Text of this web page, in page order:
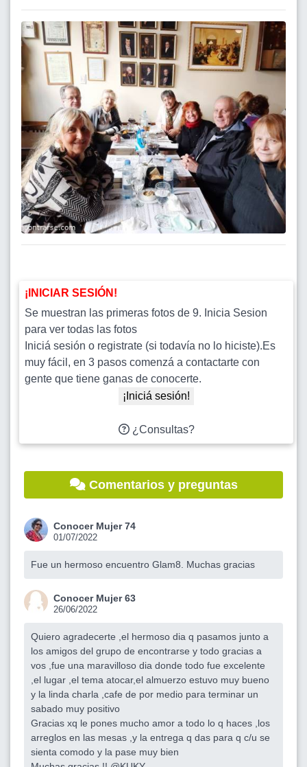
¡INICIAR SESIÓN!
Se muestran las primeras fotos de 9. Inicia Sesion
para ver todas las fotos
Iniciá sesión o registrate (si todavía no lo hiciste).Es
muy fácil, en 3 pasos comenzá a contactarte con
gente que tiene ganas de conocerte.
¡Iniciá sesión!
¿Consultas?
Comentarios y preguntas
Conocer Mujer 74
01/07/2022
Fue un hermoso encuentro Glam8. Muchas gracias
Conocer Mujer 63
26/06/2022
Quiero agradecerte ,el hermoso dia q pasamos junto a
los amigos del grupo de encontrarse y todo gracias a
vos ,fue una maravilloso dia donde todo fue excelente
,el lugar ,el tema atocar,el almuerzo estuvo muy bueno
y la linda charla ,cafe de por medio para terminar un
sabado muy positivo
Gracias xq le pones mucho amor a todo lo q haces ,los
arreglos en las mesas ,y la entrega q das para q c/u se
sienta comodo y la pase muy bien